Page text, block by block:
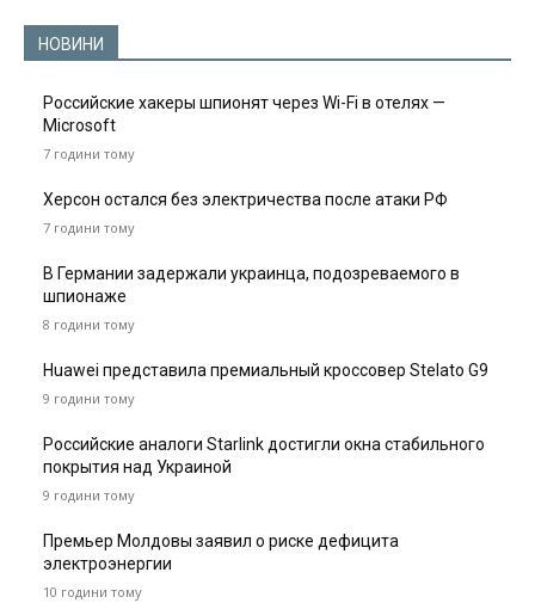
НОВИНИ
Российские хакеры шпионят через Wi-Fi в отелях —
Microsoft
7 години тому
Херсон остался без электричества после атаки РФ
7 години тому
В Германии задержали украинца, подозреваемого в
шпионаже
8 години тому
Huawei представила премиальный кроссовер Stelato G9
9 години тому
Российские аналоги Starlink достигли окна стабильного
покрытия над Украиной
9 години тому
Премьер Молдовы заявил о риске дефицита
электроэнергии
10 години тому